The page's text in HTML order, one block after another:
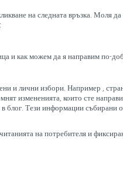
на следната връзка. Моля да
и как можем да я направим по-
и лични избори. Например ,
измененията, които сте
блог. Тези информации събирани
на потребителя и